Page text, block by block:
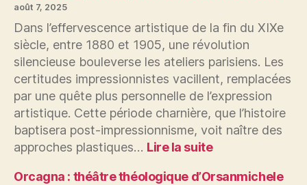
connaître
août 7, 2025
Dans l’effervescence artistique de la fin du XIXe
siècle, entre 1880 et 1905, une révolution
silencieuse bouleverse les ateliers parisiens. Les
certitudes impressionnistes vacillent, remplacées
par une quête plus personnelle de l’expression
artistique. Cette période charnière, que l’histoire
baptisera post-impressionnisme, voit naître des
approches plastiques… Lire la suite:
peintres
Orcagna : théâtre théologique d’Orsanmichele